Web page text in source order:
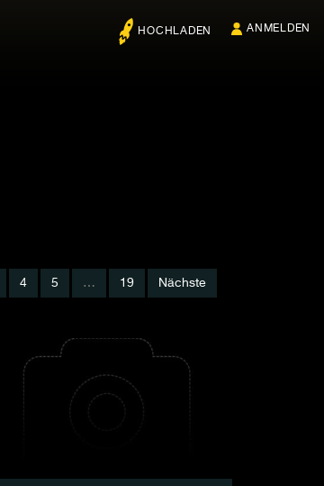
HOCHLADEN ANMELDEN
4 5 … 19 Nächste